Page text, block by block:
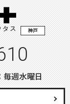
神戸
週水曜日